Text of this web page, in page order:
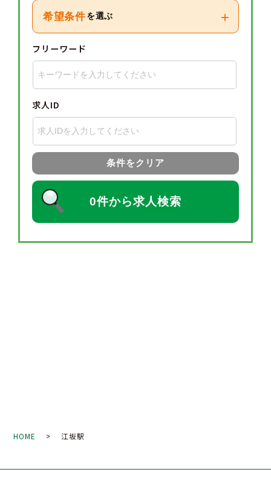
希望条件 を選ぶ +
フリーワード
求人ID
条件をクリア
0件から求人検索
HOME > 江坂駅